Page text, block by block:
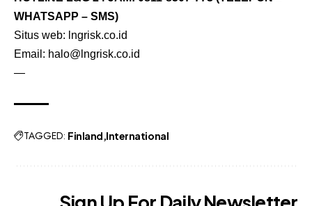
WHATSAPP – SMS)
Situs web: lngrisk.co.id
Email: halo@lngrisk.co.id
—
TAGGED: Finland International